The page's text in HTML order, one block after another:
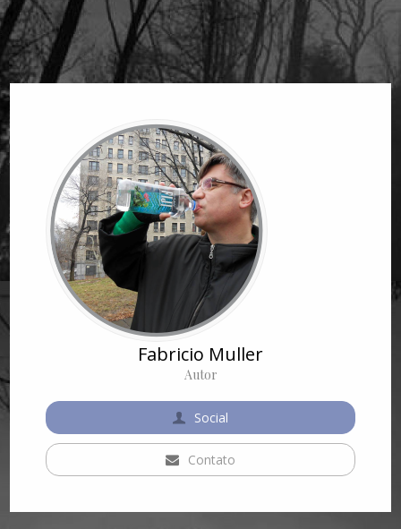
Fabricio Muller
Autor
Social
Contato